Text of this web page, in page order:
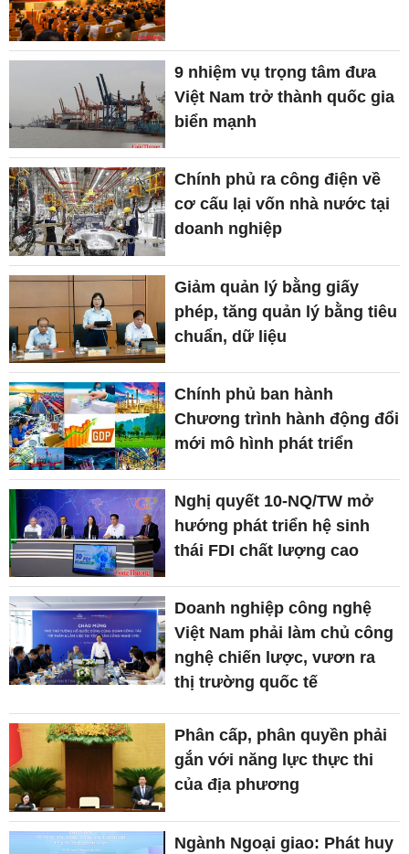
9 nhiệm vụ trọng tâm đưa
Việt Nam trở thành quốc gia
biển mạnh
Chính phủ ra công điện về
cơ cấu lại vốn nhà nước tại
doanh nghiệp
Giảm quản lý bằng giấy
phép, tăng quản lý bằng tiêu
chuẩn, dữ liệu
Chính phủ ban hành
Chương trình hành động đổi
mới mô hình phát triển
Nghị quyết 10-NQ/TW mở
hướng phát triển hệ sinh
thái FDI chất lượng cao
Doanh nghiệp công nghệ
Việt Nam phải làm chủ công
nghệ chiến lược, vươn ra
thị trường quốc tế
Phân cấp, phân quyền phải
gắn với năng lực thực thi
của địa phương
Ngành Ngoại giao: Phát huy